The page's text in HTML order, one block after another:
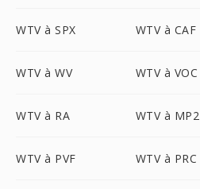
WTV à SPX WTV à CAF
WTV à WV WTV à VOC
WTV à RA WTV à MP2
WTV à PVF WTV à PRC